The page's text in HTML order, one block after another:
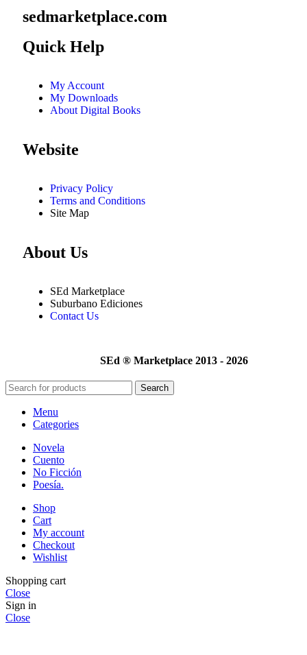
sedmarketplace.com
Quick Help
My Account
My Downloads
About Digital Books
Website
Privacy Policy
Terms and Conditions
Site Map
About Us
SEd Marketplace
Suburbano Ediciones
Contact Us
SEd ® Marketplace 2013 - 2026
Search
Menu
Categories
Novela
Cuento
No Ficción
Poesía.
Shop
Cart
My account
Checkout
Wishlist
Shopping cart
Close
Sign in
Close